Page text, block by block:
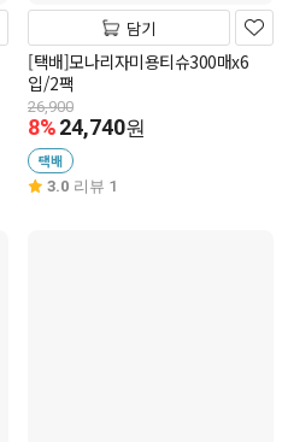
담기
[택배]모나리자미용티슈300매x6
입/2팩
26,900
8%24,740원
택배
3.0 리뷰 1